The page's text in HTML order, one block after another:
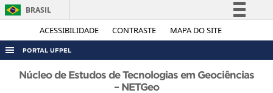
ACESSIBILIDADE CONTRASTE MAPA DO SITE
BRASIL
Simplifique!
Acesso à informação
PORTAL UFPEL
ACESSO À INFORMAÇÃO
Núcleo de Estudos de Tecnologias em Geociências
– NETGeo